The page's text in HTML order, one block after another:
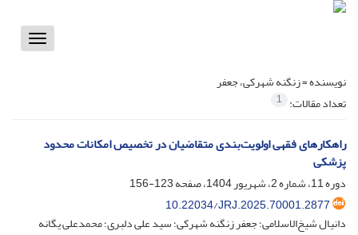
Toggle
نویسنده =زنگنه شهرکی، جعفر
تعداد مقالات: 1
راهکارهای فقهی اولویت‌بندی متقاضیان در تخصیص امکانات محدود
پزشکی
دوره 11، شماره 2، شهریور 1404، صفحه
123-156
10.22034/JRJ.2025.70001.2877
دانیال شیخ‌الاسلامی؛ جعفر زنگنه شهرکی؛ سید علی دلبری؛ محمدعلی یگانه